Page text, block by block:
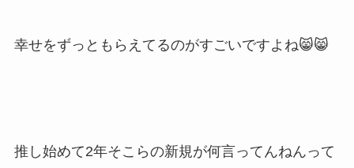
幸せをずっともらえてるのがすごいですよね😸😸
推し始めて2年そこらの新規が何言ってんねんって